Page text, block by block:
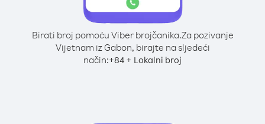
Birati broj pomoću Viber brojčanika.Za pozivanje
Vijetnam iz Gabon, birajte na sljedeći
način:+84 + Lokalni broj